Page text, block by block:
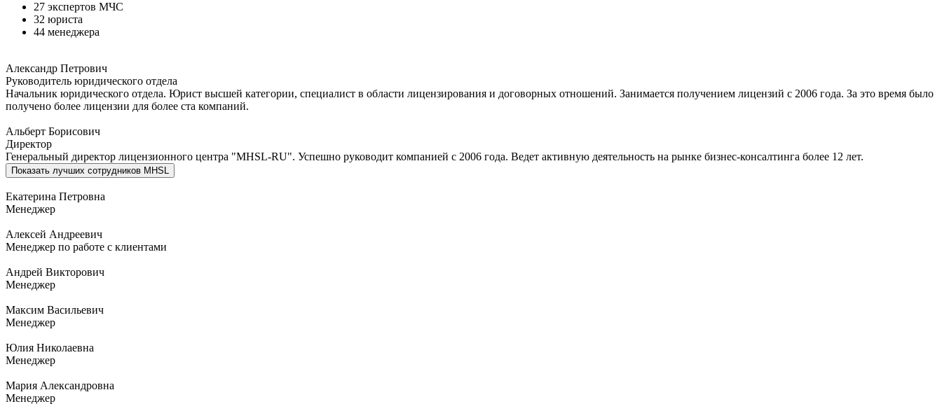
27 экспертов МЧС
32 юриста
44 менеджера
Александр Петрович
Руководитель юридического отдела
Начальник юридического отдела. Юрист высшей категории, специалист в области лицензирования и договорных отношений. Занимается получением лицензий с 2006 года. За это время было
получено более лицензии для более ста компаний.
Альберт Борисович
Директор
Генеральный директор лицензионного центра "MHSL-RU". Успешно руководит компанией с 2006 года. Ведет активную деятельность на рынке бизнес-консалтинга более 12 лет.
Показать лучших сотрудников MHSL
Екатерина Петровна
Менеджер
Алексей Андреевич
Менеджер по работе с клиентами
Андрей Викторович
Менеджер
Максим Васильевич
Менеджер
Юлия Николаевна
Менеджер
Мария Александровна
Менеджер